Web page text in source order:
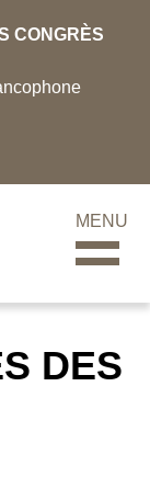
CONGRÈS
MENU
DES